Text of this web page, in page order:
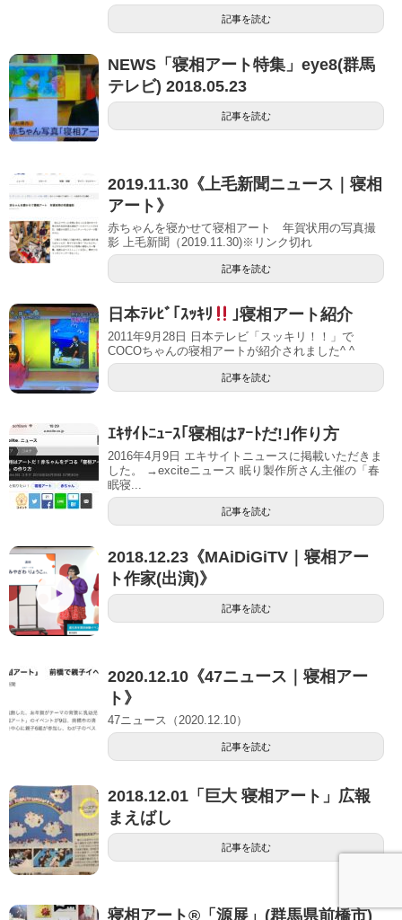
記事を読む
NEWS「寝相アート特集」eye8(群馬
テレビ) 2018.05.23
記事を読む
2019.11.30《上毛新聞ニュース｜寝相
アート》
赤ちゃんを寝かせて寝相アート 年賀状用の写真撮
影 上毛新聞（2019.11.30)※リンク切れ
記事を読む
日本ﾃﾚﾋﾞ｢ｽｯｷﾘ ｣寝相アート紹介
2011年9月28日 日本テレビ「スッキリ！！」で
COCOちゃんの寝相アートが紹介されました^ ^
記事を読む
ｴｷｻｲﾄﾆｭｰｽ｢寝相はｱｰﾄだ!｣作り方
2016年4月9日 エキサイトニュースに掲載いただきま
した。 →exciteニュース 眠り製作所さん主催の「春
眠寝...
記事を読む
2018.12.23《MAiDiGiTV｜寝相アー
ト作家(出演)》
記事を読む
2020.12.10《47ニュース｜寝相アー
ト》
47ニュース（2020.12.10）
記事を読む
2018.12.01「巨大 寝相アート」広報
まえばし
記事を読む
寝相アート®「源展」(群馬県前橋市)